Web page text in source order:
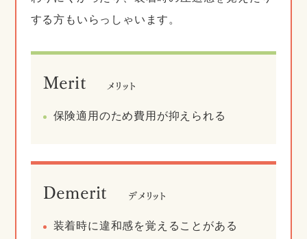
する方もいらっしゃいます。
Merit メリット
保険適用のため費用が抑えられる
Demerit デメリット
装着時に違和感を覚えることがある